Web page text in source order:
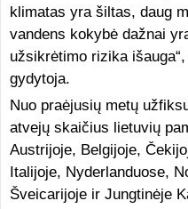
klimatas yra šiltas, daug
vandens kokybė dažnai
užsikrėtimo rizika
gydytoja.
Nuo praėjusių metų
atvejų skaičius lietuvių
Austrijoje, Belgijoje,
Italijoje, Nyderlanduose,
Šveicarijoje ir Jungtinėje